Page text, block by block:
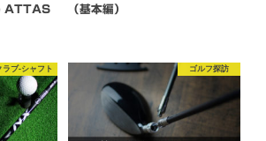
ATTAS
（基本編）
ラブ-シャフト ゴルフ探訪